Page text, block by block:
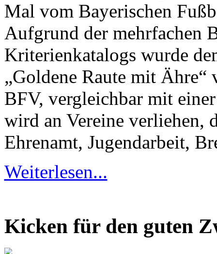
Mal vom Bayerischen
Aufgrund der mehrfachen
Kriterienkatalogs wurde
„Goldene Raute mit Ähre“
BFV, vergleichbar mit
wird an Vereine verliehen,
Ehrenamt, Jugendarbeit,
Weiterlesen...
Kicken für den guten